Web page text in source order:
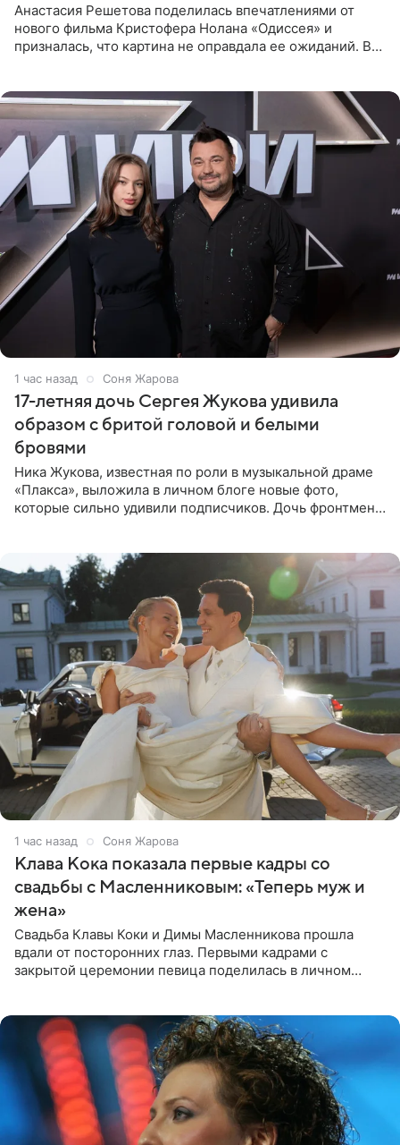
Анастасия Решетова поделилась впечатлениями от
нового фильма Кристофера Нолана «Одиссея» и
призналась, что картина не оправдала ее ожиданий. В
1 час назад Соня Жарова
17-летняя дочь Сергея Жукова удивила
образом с бритой головой и белыми
бровями
Ника Жукова, известная по роли в музыкальной драме
«Плакса», выложила в личном блоге новые фото,
которые сильно удивили подписчиков. Дочь фронтмена
1 час назад Соня Жарова
Клава Кока показала первые кадры со
свадьбы с Масленниковым: «Теперь муж и
жена»
Свадьба Клавы Коки и Димы Масленникова прошла
вдали от посторонних глаз. Первыми кадрами с
закрытой церемонии певица поделилась в личном